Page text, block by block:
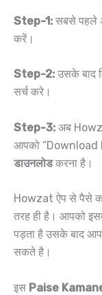
Step-1: सबसे पहले
करें।
Step-2: उसके बाद
सर्च करे।
Step-3: अब
आपको “Download
डाउनलोडकरना है।
Howzat ऐप से पैसे
तरह ही है। आपको
पड़ता है उसके बाद
सकते है।
इस Paise